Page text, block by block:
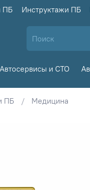
ПБ Инструктажи ПБ
Автосервисы и СТО
ПБ Медицина